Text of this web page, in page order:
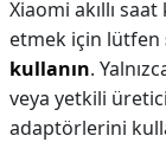
Xiaomi akıllı
etmek için lütfen
kullanın.
veya yetkili
adaptörlerini